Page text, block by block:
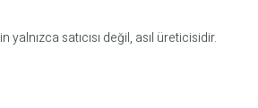
satıcısı değil, asıl üreticisidir.